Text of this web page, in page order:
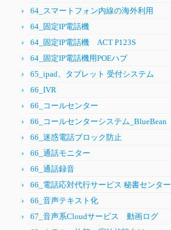
64_スマートフォン内線の海外利用
64_固定IP電話機
64_固定IP電話機 ACT P123S
64_固定IP電話機用POEハブ
65_ipad、タブレット 受付システム
66_IVR
66_コールセンター
66_コールセンターシステム_BlueBean
66_迷惑電話ブロック防止
66_通話モニター
66_通話録音
66_電話応対代行サービス 秘書センター
66_音声テキスト化
67_音声系Cloudサービス 動画ログ